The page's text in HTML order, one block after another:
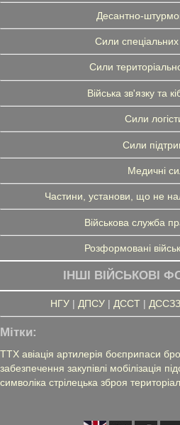
Десантно-
Сили
Сили
Війська зв'язку та
Сили
Сили
Медичні
Частини, установи, що не
Військова служба
Розформовані
ІНШІ ВІЙСЬКОВІ
НГУ| ДПСУ| ДССТ|
Мітки:
ТТХ авіація артилерія боєприпаси
забезпечення закупівлі мобілізація
символіка стрілецька зброя